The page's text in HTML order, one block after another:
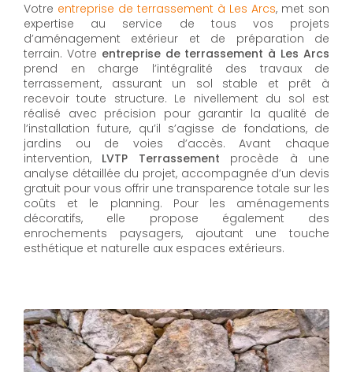
Votre entreprise de terrassement à Les Arcs, met son
expertise au service de tous vos projets
d’aménagement extérieur et de préparation de
terrain. Votre entreprise de terrassement à Les Arcs
prend en charge l’intégralité des travaux de
terrassement, assurant un sol stable et prêt à
recevoir toute structure. Le nivellement du sol est
réalisé avec précision pour garantir la qualité de
l’installation future, qu’il s’agisse de fondations, de
jardins ou de voies d’accès. Avant chaque
intervention, LVTP Terrassement procède à une
analyse détaillée du projet, accompagnée d’un devis
gratuit pour vous offrir une transparence totale sur les
coûts et le planning. Pour les aménagements
décoratifs, elle propose également des
enrochements paysagers, ajoutant une touche
esthétique et naturelle aux espaces extérieurs.